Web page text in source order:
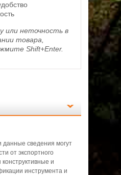
или неточность в
товара,
Shift+Enter.
данные сведения могут
от экспортного
и
инструмента и